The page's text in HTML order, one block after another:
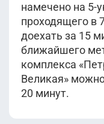
намечено на 5-
проходящего в
доехать за 15
ближайшего
комплекса
Великая»
20 минут.